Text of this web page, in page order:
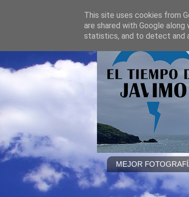
MEJOR
This site uses cookies from
are shared with Google
statistics, and to detect and